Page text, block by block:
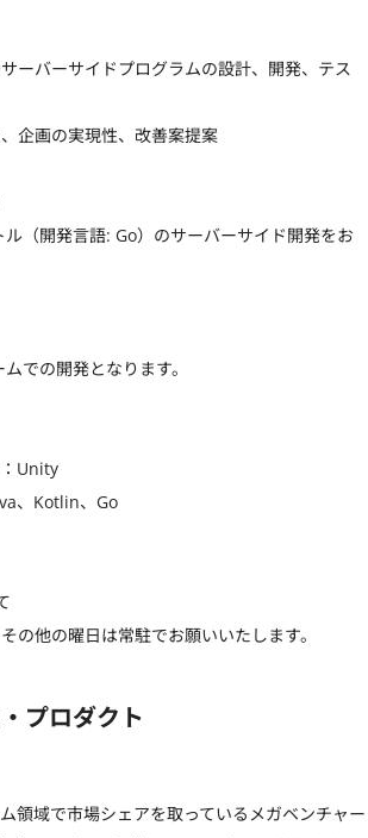
ーバーサイドプログラムの設計、開発、テス
企画の実現性、改善案提案
（開発言語: Go）のサーバーサイド開発をお
での開発となります。
Unity
、Kotlin、Go
の他の曜日は常駐でお願いいたします。
プロダクト
領域で市場シェアを取っているメガベンチャー